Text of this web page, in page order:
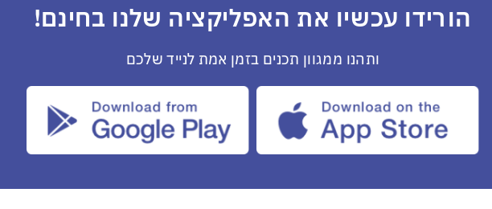
הורידו עכשיו את האפליקציה שלנו בחינם!
ותהנו ממגוון תכנים בזמן אמת לנייד שלכם